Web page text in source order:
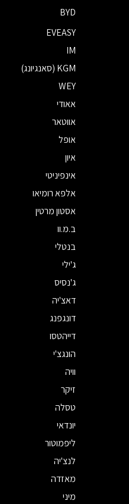
BYD
EVEASY
IM
KGM (סאנגיונג)
WEY
אאודי
אווטאר
אופל
איון
אינפיניטי
אלפא רומיאו
אסטון מרטין
ב.מ.וו
בנטלי
ג'ילי
ג'נסיס
דאצ'יה
דונגפנג
דייהטסו
הונגצ'י
וויה
זיקר
טסלה
יונדאי
ליפמוטור
לנצ'יה
מאזדה
מיני